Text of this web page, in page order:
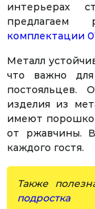
интерьерах
предлагаем
комплектации
Металл
что важно
постояльцев.
изделия из
имеют
от ржавчины.
каждого гостя.
Также
подростка